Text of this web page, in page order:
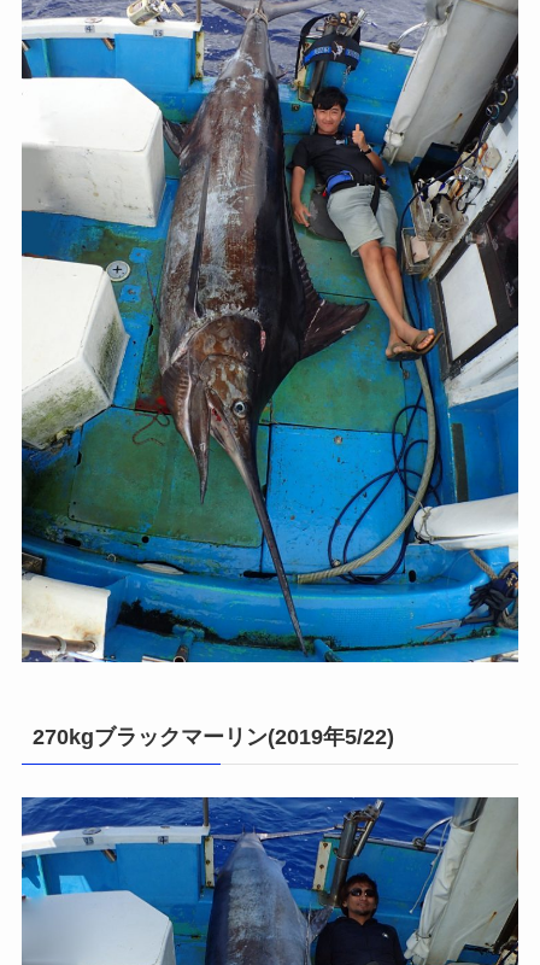
270kgブラックマーリン(2019年5/22)